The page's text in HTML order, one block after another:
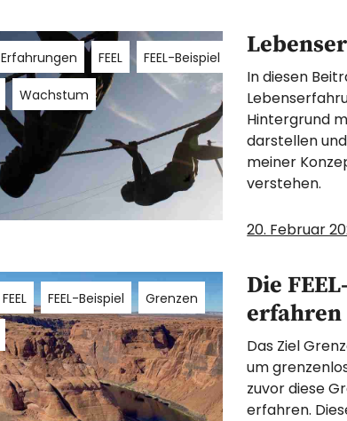
Erfahrungen FEEL FEEL-Beispiel
Wachstum
In diesen
Hintergrund
darstellen
meiner
verstehen.
20. Februar
FEEL FEEL-Beispiel Grenzen
Die
erfahren
Das Ziel
um
zuvor diese
erfahren.